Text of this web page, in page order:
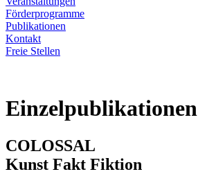
Förderprogramme
Publikationen
Kontakt
Freie Stellen
Einzelpublikationen
COLOSSAL
Kunst Fakt Fiktion